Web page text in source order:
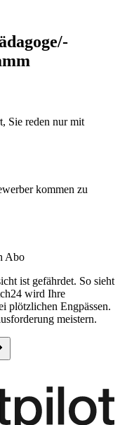
reden nur mit
kommen zu
Abo
ist gefährdet. So sieht
wird Ihre
plötzlichen Engpässen.
meistern.